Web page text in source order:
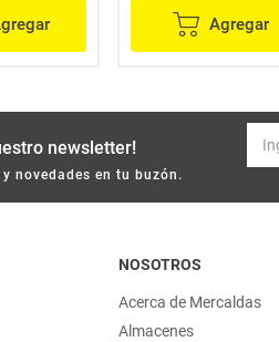
Agregar
newsletter!
novedades en tu buzón.
NOSOTROS
Acerca de Mercaldas
Almacenes